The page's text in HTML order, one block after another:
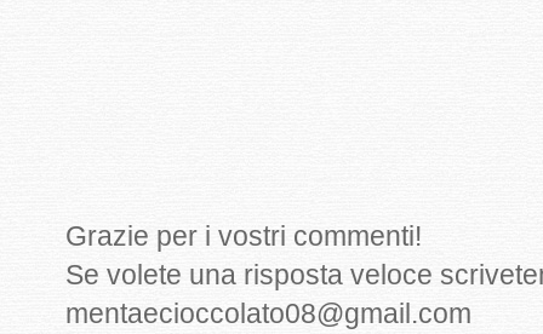
Grazie per i vostri commenti!
Se volete una risposta veloce
mentaecioccolato08@gmail.com